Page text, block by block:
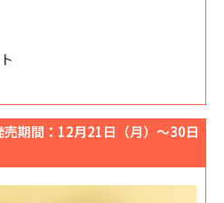
期間：12月21日（月）～30日